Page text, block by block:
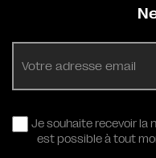
Je souhaite recevoir la
est possible à tout